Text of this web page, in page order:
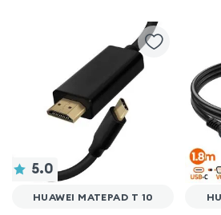
5.0
HUAWEI MATEPAD T 10